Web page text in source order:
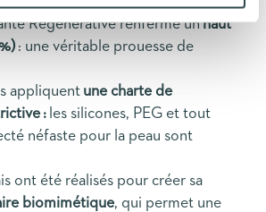
Régénérative renferme unhaut
: une véritable prouesse de
appliquent une charte de
: les silicones, PEG et tout
néfaste pour la peau sont
ont été réalisés pour créer sa
biomimétique, qui permet une